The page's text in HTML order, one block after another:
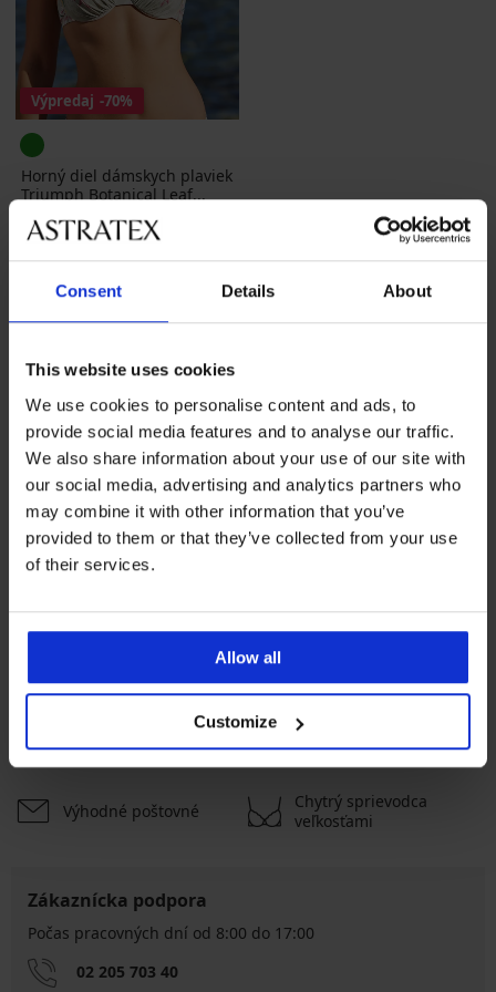
Consent Details About
This website uses cookies
We use cookies to personalise content and ads, to
provide social media features and to analyse our traffic.
We also share information about your use of our site with
our social media, advertising and analytics partners who
may combine it with other information that you’ve
provided to them or that they’ve collected from your use
of their services.
Allow all
Customize
Výpredaj -70%
Horný diel dámskych plaviek
Triumph Botanical Leaf...
Zľava
19,80 €Pôvodná cena
65,99 €
Najobľúbenejšie značky
Astratex
MEN-A Madora Dorina
Najčastejšie vyberané farby
viacfarebná
čierna modrá ružová
L
M XL XXL
8 % z nákupu späť
Výmena a vrátenie
zadarmo
Výhodné poštovné
Chytrý sprievodca
veľkosťami
Zákaznícka podpora
Počas pracovných dní od 8:00 do 17:00
02 205 703 40